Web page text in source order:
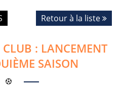
Retour à la liste
: LANCEMENT
SAISON